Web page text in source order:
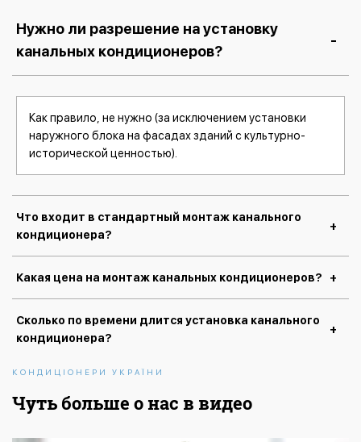
Нужно ли разрешение на установку
канальных кондиционеров?
Как правило, не нужно (за исключением установки
наружного блока на фасадах зданий с культурно-
исторической ценностью).
Что входит в стандартный монтаж канального
кондиционера?
Какая цена на монтаж канальных кондиционеров?
Сколько по времени длится установка канального
кондиционера?
КОНДИЦІОНЕРИ УКРАЇНИ
Чуть больше о нас в видео